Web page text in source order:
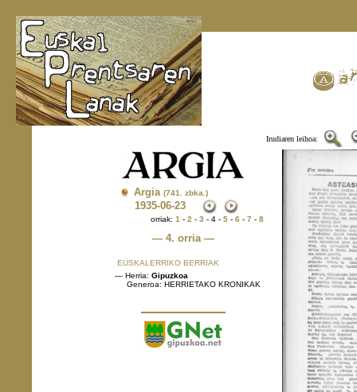
Irudiaren leihoa:
Argia (741. zbka.)
1935-06-23
orriak: 1 - 2 - 3 - 4 - 5 - 6 - 7 - 8
— 4. orria —
EUSKALERRIKO BERRIAK
— Herria: Gipuzkoa
Generoa: HERRIETAKO KRONIKAK